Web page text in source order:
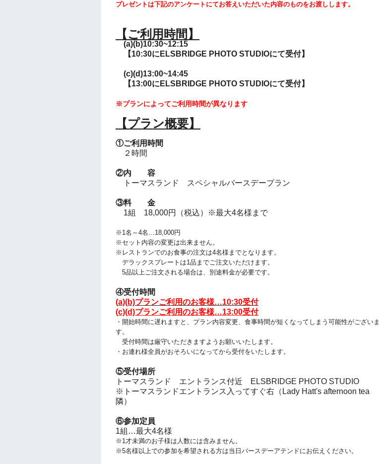
プレゼントは下記のアンケートにてお答えいただいた内容のものをお渡しします。
【ご利用時間】
(a)(b)10:30~12:15
【10:30にELSBRIDGE PHOTO STUDIOにて受付】
(c)(d)13:00~14:45
【13:00にELSBRIDGE PHOTO STUDIOにて受付】
※プランによってご利用時間が異なります
【プラン概要】
①ご利用時間
２時間
②内 容
トーマスランド スペシャルバースデープラン
③料 金
1組 18,000円（税込）※最大4名様まで
※1名～4名…18,000円
※セット内容の変更は出来ません。
※レストランでのお食事の注文は4名様までとなります。
デラックスプレートは1品までご注文いただけます。
5品以上ご注文される場合は、別途料金が必要です。
④受付時間
(a)(b)プランご利用のお客様…10:30受付
(c)(d)プランご利用のお客様…13:00受付
・開始時間に遅れますと、プラン内容変更、食事時間が短くなってしまう可能性がございま
す。
受付時間は厳守いただきますようお願いいたします。
・お連れ様全員がおそろいになってから受付をいたします。
⑤受付場所
トーマスランド エントランス付近 ELSBRIDGE PHOTO STUDIO
※トーマスランドエントランス入ってすぐ右（Lady Hatt's afternoon tea
隣）
⑥参加定員
1組…最大4名様
※1才未満のお子様は人数には含みません。
※5名様以上での参加を希望される方は当日バースデーアテンドにお伝えください。